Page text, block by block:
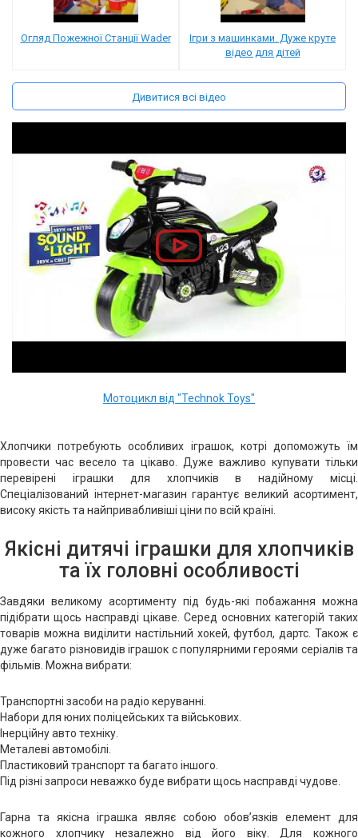
Трансформери, роботи
Дивитися всі відео
Огляд Пожежної Станції Wader
Ігри з машинками. Дуже круте
відео для дітей
Мотоцикл від "Technok Toys"
Хлопчики потребують особливих іграшок, котрі допоможуть їм
провести час весело та цікаво. Дуже важливо купувати тільки
перевірені іграшки для хлопчиків в надійному місці.
Спеціалізований інтернет-магазин гарантує великий асортимент,
високу якість та найпривабливіші ціни по всій країні.
Якісні дитячі іграшки для хлопчиків
та їх головні особливості
Завдяки великому асортименту під будь-які побажання можна
підібрати щось насправді цікаве. Серед основних категорій таких
товарів можна виділити настільний хокей, футбол, дартс. Також є
дуже багато різновидів іграшок с популярними героями серіалів та
фільмів. Можна вибрати:
Транспортні засоби на радіо керуванні.
Набори для юних поліцейських та військових.
Інерційну авто техніку.
Металеві автомобілі.
Пластиковий транспорт та багато іншого.
Під різні запроси неважко буде вибрати щось насправді чудове.
Гарна та якісна іграшка являє собою обов’язків елемент для
кожного хлопчику незалежно від його віку. Для кожного